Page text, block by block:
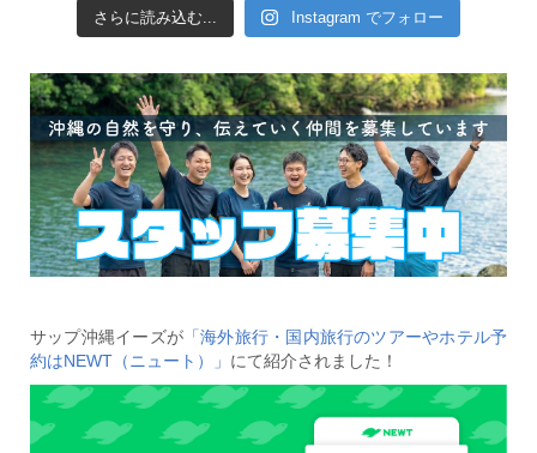
さらに読み込む... Instagram でフォロー
サップ沖縄イーズが 「海外旅行・国内旅行のツアーやホテル予
約はNEWT（ニュート）」 にて紹介されました！